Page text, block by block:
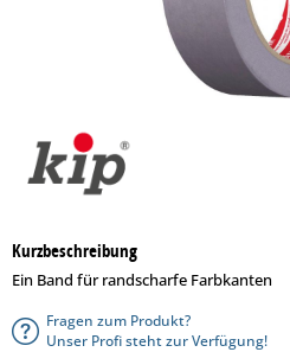
Kurzbeschreibung
Ein Band für randscharfe Farbkanten
Fragen zum Produkt?
Unser Profi steht zur Verfügung!